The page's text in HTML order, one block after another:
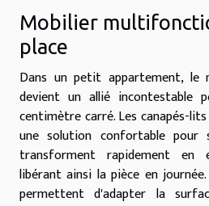
Mobilier
place
Dans un petit appartement, le
devient un allié incontestable
centimètre carré. Les canapés-
une solution confortable pour
transforment rapidement en
libérant ainsi la pièce en
permettent d'adapter la